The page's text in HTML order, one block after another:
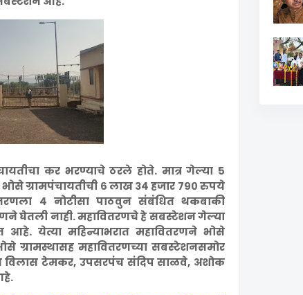
कर भरण्याचे ठरले होते. मात्र गेल्या ५
ग्रामपंचायतीची ६ लाख ३४ हजार ७९० रुपये
४ नोटीसा पाठवुन संबंधित थकबाकी
घेतली नाही. महावितरणचे हे सबस्टेशन गेल्या
आहे. येत्या महिन्याभरात महावितरणने भोसे
ग्रामस्थासह महावितरणच्या सबस्टेशनसमोर
विलास टेमकर, उपसरपंच संदिप साळवे, अशोक